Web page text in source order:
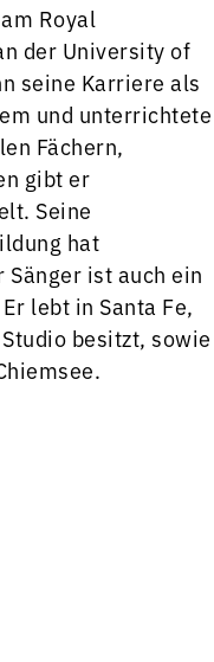
Royal
der University of
seine Karriere als
und unterrichtete
Fächern,
gibt er
Seine
hat
ist auch ein
lebt in Santa Fe,
besitzt, sowie